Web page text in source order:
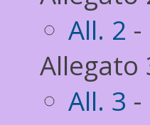
All. 2
Allegato
All. 3